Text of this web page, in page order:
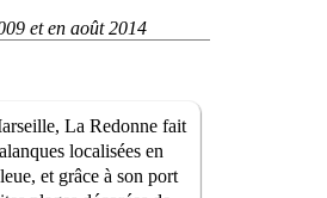
et en août 2014
La Redonne fait
localisées en
et grâce à son port